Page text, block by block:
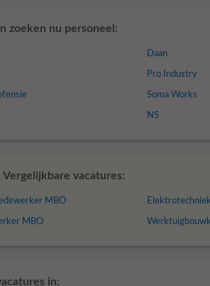
zoeken nu personeel:
Daan
Pro Industry
Soma Works
NS
Vergelijkbare vacatures:
MBO
MBO
in: